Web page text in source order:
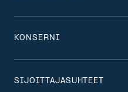
KONSERNI
SIJOITTAJASUHTEET